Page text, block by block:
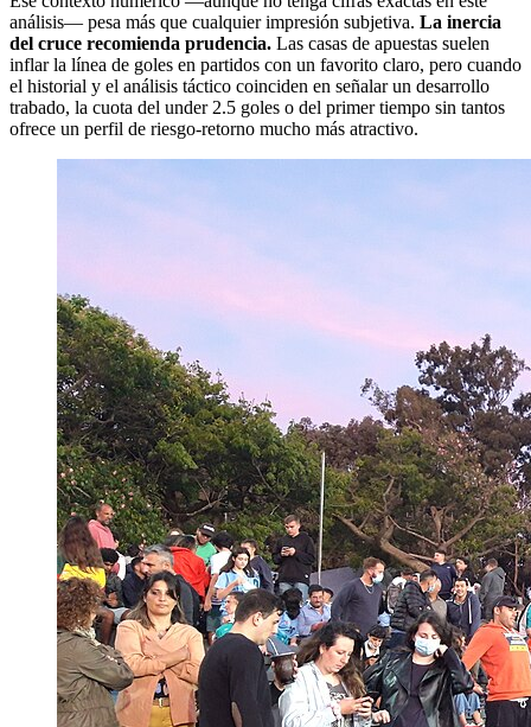
análisis— pesa más que cualquier impresión subjetiva. La inercia
del cruce recomienda prudencia. Las casas de apuestas suelen
inflar la línea de goles en partidos con un favorito claro, pero cuando
el historial y el análisis táctico coinciden en señalar un desarrollo
trabado, la cuota del under 2.5 goles o del primer tiempo sin tantos
ofrece un perfil de riesgo‑retorno mucho más atractivo.